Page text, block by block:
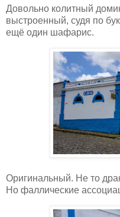
Довольно колитный
выстроенный, судя по
ещё один шафарис.
Оригинальный. Не то
Но фаллические